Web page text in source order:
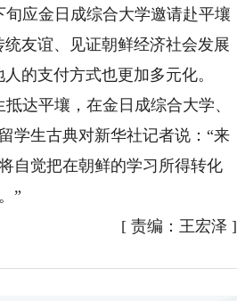
应金日成综合大学邀请赴平壤
友谊、见证朝鲜经济社会发展
的支付方式也更加多元化。
达平壤，在金日成综合大学、
学生古典对新华社记者说：“来
自觉把在朝鲜的学习所得转化
”
[ 责编：王宏泽 ]